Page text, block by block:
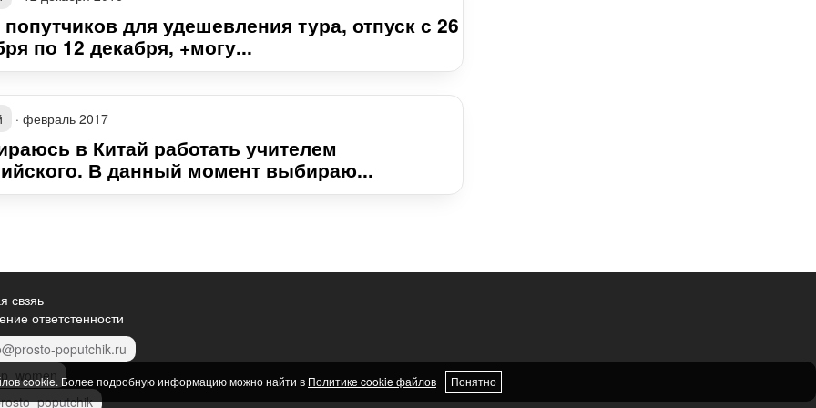
для удешевления тура, отпуск с 26
по 12 декабря, +могу...
· февраль 2017
в Китай работать учителем
В данный момент выбираю...
свзяь
ответстенности
poputchik.ru
cookie. Более подробную информацию можно найти в Политике cookie файлов Понятно